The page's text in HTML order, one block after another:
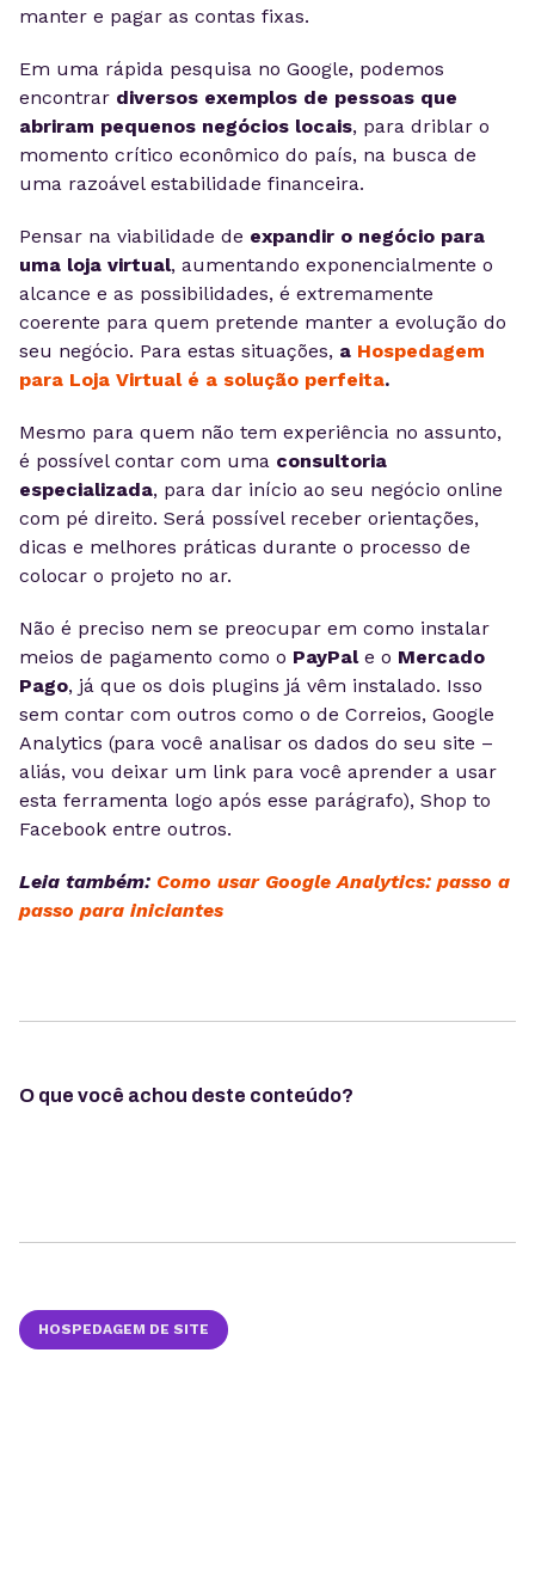
manter e pagar as contas fixas.
Em uma rápida pesquisa no Google, podemos
encontrar diversos exemplos de pessoas que
abriram pequenos negócios locais, para driblar o
momento crítico econômico do país, na busca de
uma razoável estabilidade financeira.
Pensar na viabilidade de expandir o negócio para
uma loja virtual, aumentando exponencialmente o
alcance e as possibilidades, é extremamente
coerente para quem pretende manter a evolução do
seu negócio. Para estas situações, a Hospedagem
para Loja Virtual é a solução perfeita.
Mesmo para quem não tem experiência no assunto,
é possível contar com uma consultoria
especializada, para dar início ao seu negócio online
com pé direito. Será possível receber orientações,
dicas e melhores práticas durante o processo de
colocar o projeto no ar.
Não é preciso nem se preocupar em como instalar
meios de pagamento como o PayPale o Mercado
Pago, já que os dois plugins já vêm instalado. Isso
sem contar com outros como o de Correios, Google
Analytics (para você analisar os dados do seu site –
aliás, vou deixar um link para você aprender a usar
esta ferramenta logo após esse parágrafo), Shop to
Facebook entre outros.
Leia também: Como usar Google Analytics: passo a
passo para iniciantes
O que você achou deste conteúdo?
HOSPEDAGEM DE SITE